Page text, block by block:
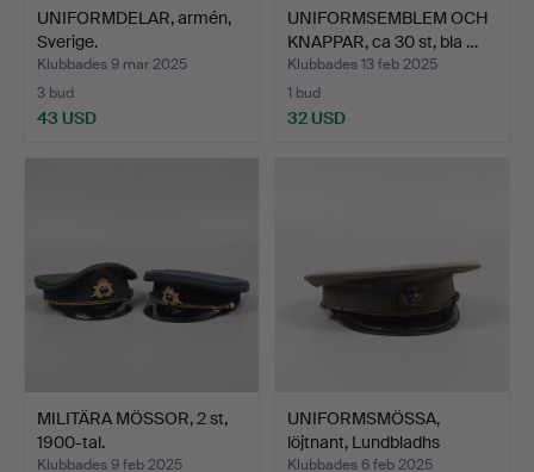
UNIFORMDELAR, armén,
Sverige.
Klubbades 9 mar 2025
3 bud
43 USD
UNIFORMSEMBLEM OCH
KNAPPAR, ca 30 st, bla …
Klubbades 13 feb 2025
1 bud
32 USD
MILITÄRA MÖSSOR, 2 st,
1900-tal.
Klubbades 9 feb 2025
UNIFORMSMÖSSA,
löjtnant, Lundbladhs
Hälsin…
Klubbades 6 feb 2025